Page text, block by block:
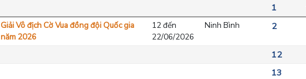
1
Giải Vô địch Cờ Vua đồng đội Quốc gia
năm 2026
12 đến
22/06/2026
Ninh Bình 2
12
13